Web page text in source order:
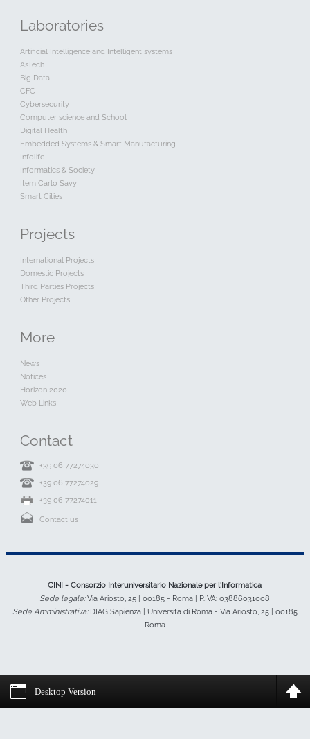
Laboratories
Artificial Intelligence and Intelligent systems
AsTech
Big Data
CFC
Cybersecurity
Computer science and School
Digital Health
Embedded Systems & Smart Manufacturing
Infolife
Informatics & Society
Item Carlo Savy
Smart Cities
Projects
International Projects
Domestic Projects
Third Parties Projects
Other Projects
More
News
Notices
Horizon 2020
Web Links
Contact
+39 06 77274030
+39 06 77274029
+39 06 77274011
Contact us
CINI - Consorzio Interuniversitario Nazionale per l'Informatica
Sede legale:Via Ariosto, 25 | 00185 - Roma | P.IVA: 03886031008
Sede Amministrativa:DIAG Sapienza | Università di Roma - Via Ariosto, 25 | 00185
Roma
Desktop Version